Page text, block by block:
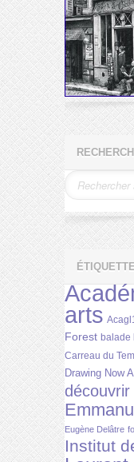
arts
Forest balade
Carreau du
Drawing Now
Eugène Delâtre
Institut